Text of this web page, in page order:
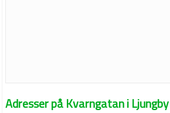
Adresser på Kvarngatan i Ljungby